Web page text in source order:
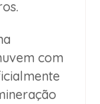
com